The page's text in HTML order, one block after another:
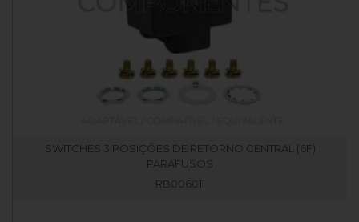
SWITCHES 3 POSIÇÕES DE RETORNO CENTRAL (6F)
PARAFUSOS
RB006011